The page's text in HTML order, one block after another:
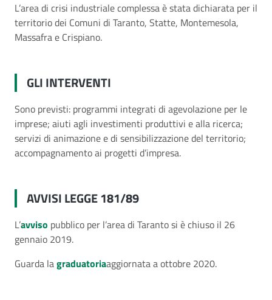
L’area di crisi industriale complessa è stata dichiarata per il
territorio dei Comuni di Taranto, Statte, Montemesola,
Massafra e Crispiano.
GLI INTERVENTI
Sono previsti: programmi integrati di agevolazione per le
imprese; aiuti agli investimenti produttivi e alla ricerca;
servizi di animazione e di sensibilizzazione del territorio;
accompagnamento ai progetti d’impresa.
AVVISI LEGGE 181/89
L’avviso pubblico per l’area di Taranto si è chiuso il 26
gennaio 2019.
Guarda lagraduatoriaaggiornata a ottobre 2020.